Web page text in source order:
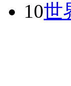
10世